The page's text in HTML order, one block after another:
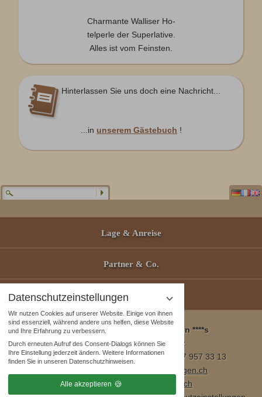
Datenschutzeinstellungen
Wir nutzen Cookies auf unserer Website. Einige von ihnen
sind essenziell, während andere uns helfen, diese Website
und Ihre Erfahrung zu verbessern.
Durch erneuten Aufruf des Consent-Dialogs können Sie
Ihre Einstellung jederzeit ändern. Weitere Informationen
finden Sie in unseren Datenschutzhinweisen.
Alle akzeptieren
Charmante Walliser Ho-
telperle der Superlative.
Alles ist vom Feinsten.
Hinterlassen Sie uns doch eine Nachricht...
...in unserem Gästebuch !
Lage & Anreise
Partner & Co.
Gutscheine
Wellness & Spa Pirmin Zurbriggen ****s
3905 Saas Almagell, Schweiz
Tel. +41 (0)27 957 23 01 / Fax +41 (0)27 957 33 13
info@wellnesshotel-zurbriggen.ch
www.wellnesshotel-zurbriggen.ch